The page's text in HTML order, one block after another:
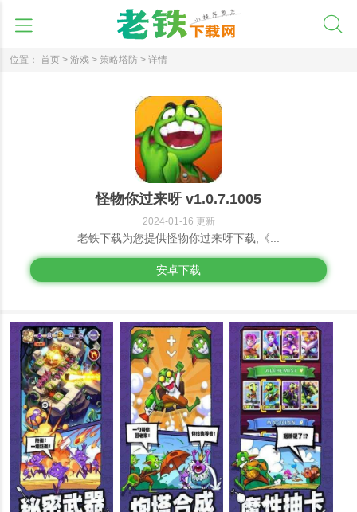
位置： 首页 > 游戏 > 策略塔防 > 详情
怪物你过来呀 v1.0.7.1005
2024-01-16 更新
老铁下载为您提供怪物你过来呀下载,《...
安卓下载